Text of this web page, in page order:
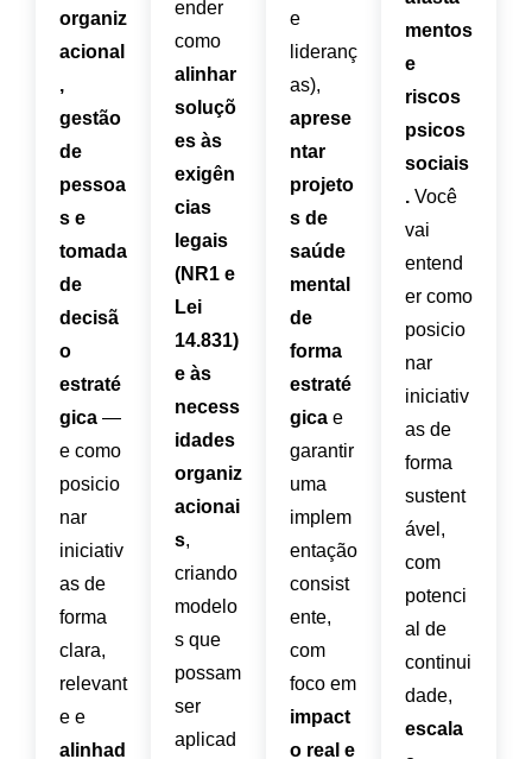
organiz
acional
,
gestão
de
pessoa
s e
tomada
de
decisã
o
estraté
gica —
e como
posicio
nar
iniciativ
as de
forma
clara,
relevant
e e
alinhad
ender
como
alinhar
soluçõ
es às
exigên
cias
legais
(NR1 e
Lei
14.831)
e às
necess
idades
organiz
acionai
s,
criando
modelo
s que
possam
ser
aplicad
e
lideranç
as),
aprese
ntar
projeto
s de
saúde
mental
de
forma
estraté
gica e
garantir
uma
implem
entação
consist
ente,
com
foco em
impact
o real e
mentos
e
riscos
psicos
sociais
. Você
vai
entend
er como
posicio
nar
iniciativ
as de
forma
sustent
ável,
com
potenci
al de
continui
dade,
escala